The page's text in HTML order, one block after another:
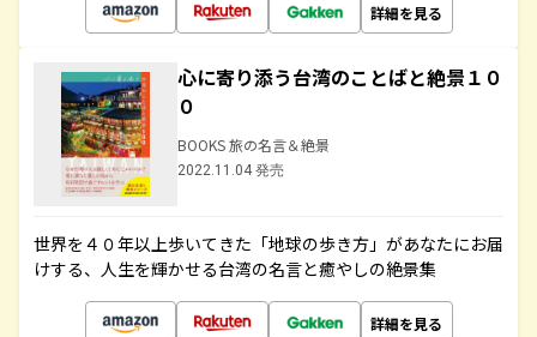
詳細を見る
心に寄り添う台湾のことばと絶景１０
０
BOOKS 旅の名言＆絶景
2022.11.04 発売
世界を４０年以上歩いてきた「地球の歩き方」があなたにお届
けする、人生を輝かせる台湾の名言と癒やしの絶景集
詳細を見る